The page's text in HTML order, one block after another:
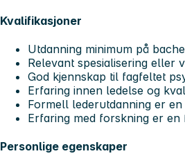
Kvalifikasjoner
Utdanning minimum på
Relevant spesialisering eller
God kjennskap til fagfeltet
Erfaring innen ledelse og
Formell lederutdanning er
Erfaring med forskning er en
Personlige egenskaper